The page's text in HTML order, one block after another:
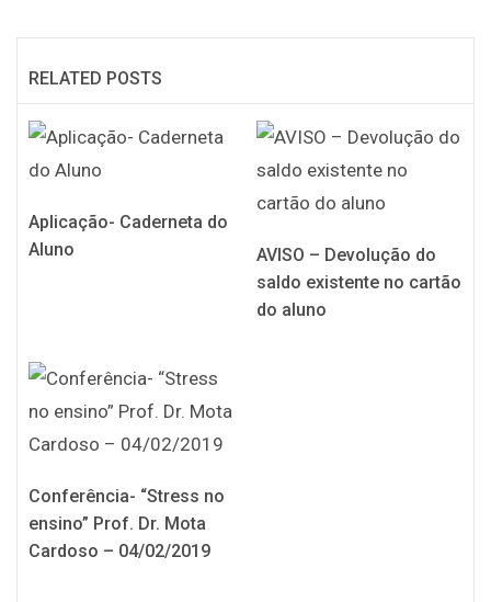
RELATED POSTS
Aplicação- Caderneta do
Aluno
AVISO – Devolução do
saldo existente no cartão
do aluno
Conferência- “Stress no
ensino” Prof. Dr. Mota
Cardoso – 04/02/2019